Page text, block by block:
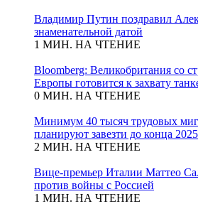
Владимир Путин поздравил
знаменательной датой
1 МИН. НА ЧТЕНИЕ
Bloomberg: Великобритания со
Европы готовится к захвату
0 МИН. НА ЧТЕНИЕ
Минимум 40 тысяч трудовых
планируют завезти до конца
2 МИН. НА ЧТЕНИЕ
Вице-премьер Италии Маттео
против войны с Россией
1 МИН. НА ЧТЕНИЕ